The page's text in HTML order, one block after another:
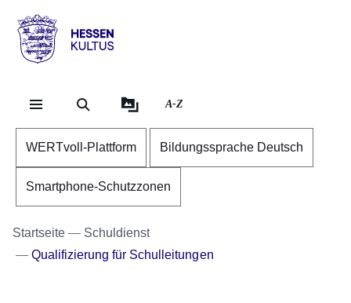
Hessen
Kultus
A-Z
WERTvoll-Plattform Bildungssprache Deutsch
Smartphone-Schutzzonen
Startseite
Schuldienst
Qualifizierung für Schulleitungen